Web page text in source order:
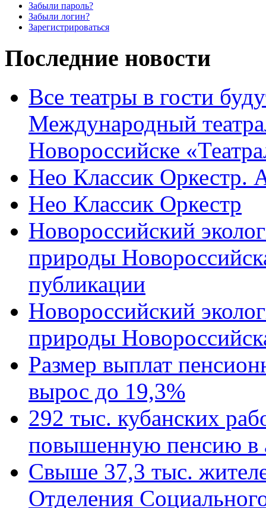
Забыли пароль?
Забыли логин?
Зарегистрироваться
Последние новости
Все театры в гости
Международный
Новороссийске
Нео Классик Оркестр.
Нео Классик Оркестр
Новороссийский
природы
публикации
Новороссийский
природы
Размер выплат
вырос до 19,3%
292 тыс. кубанских
повышенную пенсию в
Свыше 37,3 тыс.
Отделения